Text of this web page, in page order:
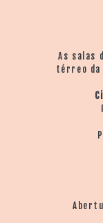
No
inclusão no Portal.
As salas
térreo da